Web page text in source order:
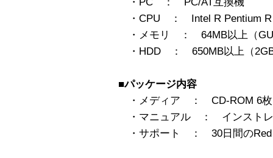
・CPU ： Intel R Pentium R
・メモリ ： 64MB以上（GUI
・HDD ： 650MB以上（
■パッケージ内容
・メディア ： CD-ROM 6枚
・マニュアル ： インストレ
・サポート ： 30日間のRed